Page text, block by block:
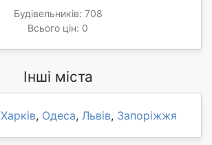
Будівельників: 708
Всього цін: 0
Інші міста
Харків, Одеса, Львів, Запоріжжя